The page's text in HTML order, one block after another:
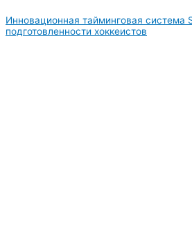
Инновационная тайминговая система
подготовленности хоккеистов